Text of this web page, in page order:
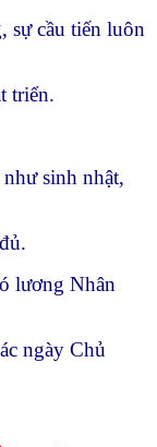
sự cầu tiến luôn
triển.
sinh nhật,
lương Nhân
ngày Chủ